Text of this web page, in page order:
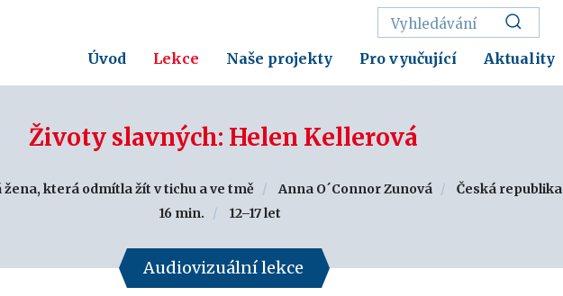
Úvod Lekce Naše projekty Pro vyučující Aktuality
Životy slavných: Helen Kellerová
která odmítla žít v tichu a ve tmě Anna O´Connor Zunová Česká republika
16 min.
12–17 let
Audiovizuální lekce